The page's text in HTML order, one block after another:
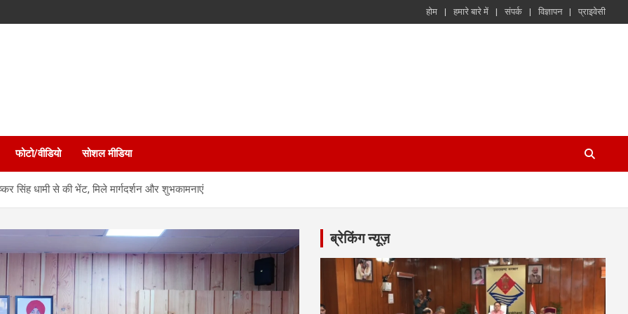
होम हमारे बारे में संपर्क विज्ञापन प्राइवेसी
फोटो/वीडियो सोशल मीडिया
सिंह धामी से की भेंट, मिले मार्गदर्शन और शुभकामनाएं
ब्रेकिंग न्यूज़